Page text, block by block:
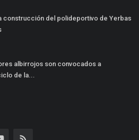
construcción del polideportivo de Yerbas
albirrojos son convocados a
de la...